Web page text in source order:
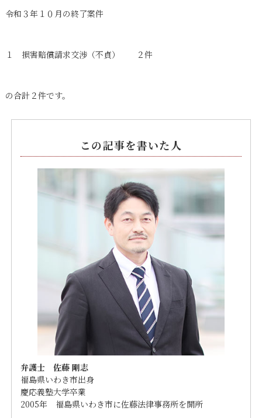
令和３年１０月の終了案件
１ 損害賠償請求交渉（不貞） ２件
の合計２件です。
この記事を書いた人
弁護士 佐藤 剛志
福島県いわき市出身
慶応義塾大学卒業
2005年 福島県いわき市に佐藤法律事務所を開所